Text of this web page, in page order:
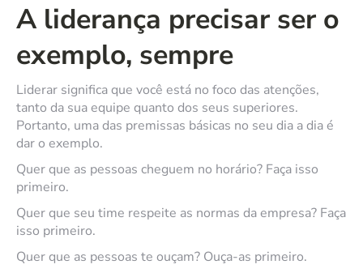
A liderança precisar ser o
exemplo, sempre
Liderar significa que você está no foco das atenções,
tanto da sua equipe quanto dos seus superiores.
Portanto, uma das premissas básicas no seu dia a dia é
dar o exemplo.
Quer que as pessoas cheguem no horário? Faça isso
primeiro.
Quer que seu time respeite as normas da empresa? Faça
isso primeiro.
Quer que as pessoas te ouçam? Ouça-as primeiro.